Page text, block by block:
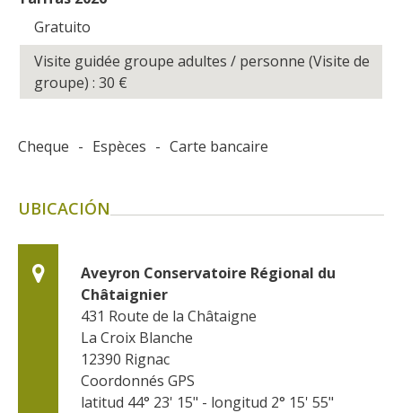
Gratuito
Visite guidée groupe adultes / personne (Visite de
groupe) : 30 €
Cheque - Espèces - Carte bancaire
UBICACIÓN
Aveyron Conservatoire Régional du
Châtaignier
431 Route de la Châtaigne
La Croix Blanche
12390 Rignac
Coordonnés GPS
latitud 44° 23' 15" - longitud 2° 15' 55"